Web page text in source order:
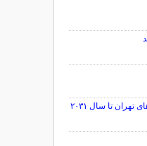
تا سال ۲۰۳۱